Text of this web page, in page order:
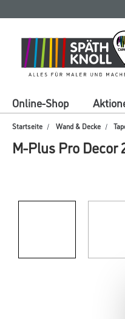
springen
springen
Online-Shop
Startseite Wand & Decke
M-Plus Pro Decor